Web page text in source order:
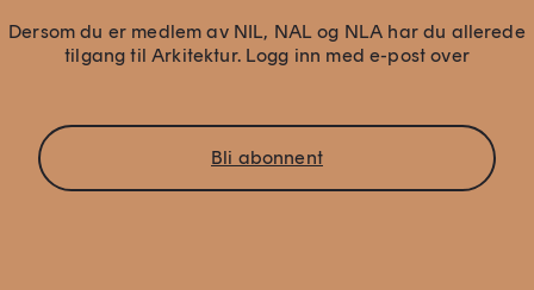
Dersom du er medlem av NIL, NAL og NLA har du allerede
tilgang til Arkitektur. Logg inn med e-post over
Bli abonnent